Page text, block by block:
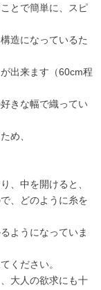
とで簡単に、スピ
造になっているた
出来ます（60cm程
きな幅で織ってい
め、
、中を開けると、
、どのように糸を
ようになっていま
ください。
大人の欲求にも十